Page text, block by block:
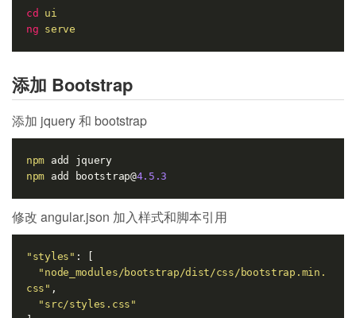
cd
ui
ng serve
添加 Bootstrap
添加 jquery 和 bootstrap
npm
add jquery
npm add bootstrap@4.5 .3
修改 angular.json 加入样式和脚本引用
"styles" : [
"node_modules/bootstrap/dist/css/bootstrap.min.
css" ,
"src/styles.css"